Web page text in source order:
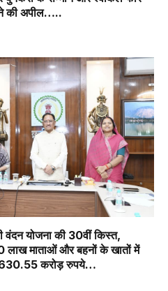
की अपील…..
वंदन योजना की 30वीं किस्त,
लाख माताओं और बहनों के खातों में
630.55 करोड़ रुपये…